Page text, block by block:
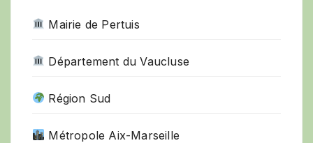
Mairie de Pertuis
Département du Vaucluse
Région Sud
Métropole Aix-Marseille